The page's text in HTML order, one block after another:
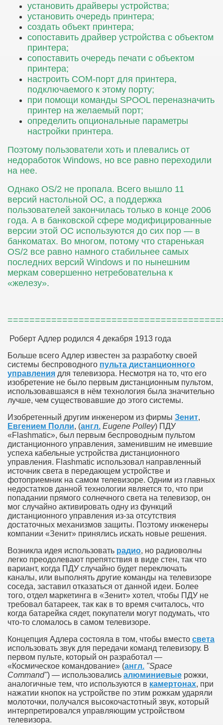
установить драйверы устройства;
установить очередь принтера;
создать объект принтера;
сопоставить драйвер устройства с объектом
принтера;
сопоставить очередь печати с объектом
принтера;
настроить COM-порт для принтера,
подключаемого к этому порту;
при помощи команды SPOOL переназначить
принтер на желаемый порт;
определить опциональные параметры
настройки принтера.
Поэтому пользователи хоть и плевались от
недоработок Windows, но все равно переходили
на нее.
Однако OS/2 не пропала. Всего вышло 11
версий настольной ОС, а поддержка
пользователей закончилась только в конце 2006
года. А в банковской сфере модифицированные
версии этой ОС используются до сих пор — в
банкоматах. Во многом, потому что старенькая
OS/2 все равно намного стабильнее самых
последних версий Windows и по нынешним
меркам совершенно нетребовательна к
«железу».
Роберт Адлер родился 4 декабря 1913 года
Больше всего Адлер известен за разработку своей
системы беспроводного пульта дистанционного
управления для телевизора. Несмотря на то, что его
изобретение не было первым дистанционным пультом,
использовавшаяся в нём технология была значительно
лучше, чем существовавшие до этого системы.
Изобретенный другим инженером из фирмы Зенит,
Евгением Полли, (англ. Eugene Polley) ПДУ
«Flashmatic», был первым беспроводным пультом
дистанционного управления, заменившим не имевшие
успеха кабельные устройства дистанционного
управления. Flashmatic использовал направленный
источник света в передающем устройстве и
фотоприемник на самом телевизоре. Одним из главных
недостатков данной технологии является то, что при
попадании прямого солнечного света на телевизор, он
мог случайно активировать одну из функций
дистанционного управления из-за отсутствия
достаточных механизмов защиты. Поэтому инженеры
компании «Зенит» принялись искать новые решения.
Возникла идея использовать радио, но радиоволны
легко преодолевают препятствия в виде стен, так что
вариант, когда ПДУ случайно будет переключать
каналы, или выполнять другие команды на телевизоре
соседа, заставил отказаться от данной идеи. Более
того, отдел маркетинга в «Зенит» хотел, чтобы ПДУ не
требовал батареек, так как в то время считалось, что
когда батарейка сядет, покупатели могут подумать, что
что-то сломалось в самом телевизоре.
Концепция Адлера состояла в том, чтобы вместо света
использовать звук для передачи команд телевизору. В
первом пульте, который он разработал —
«Космическое командование» (англ. "Space
Command") — использовались алюминиевые рожки,
аналогичные тем, что используются в камертонах, при
нажатии кнопок на устройстве по этим рожкам ударяли
молоточки, получался высокочастотный звук, который
интерпретировался управляющим устройством
телевизора.